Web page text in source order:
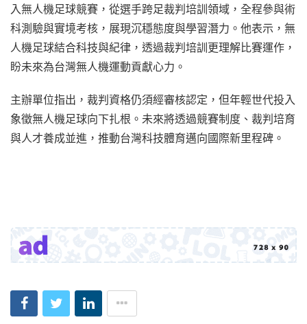
入無人機足球競賽，從選手跨足裁判培訓領域，全程參與術
科測驗與實境考核，展現沉穩態度與學習潛力。他表示，無
人機足球結合科技與紀律，透過裁判培訓更理解比賽運作，
盼未來為台灣無人機運動貢獻心力。
主辦單位指出，裁判資格仍須經審核認定，但年輕世代投入
象徵無人機足球向下扎根。未來將透過競賽制度、裁判培育
與人才養成並進，推動台灣科技體育邁向國際新里程碑。